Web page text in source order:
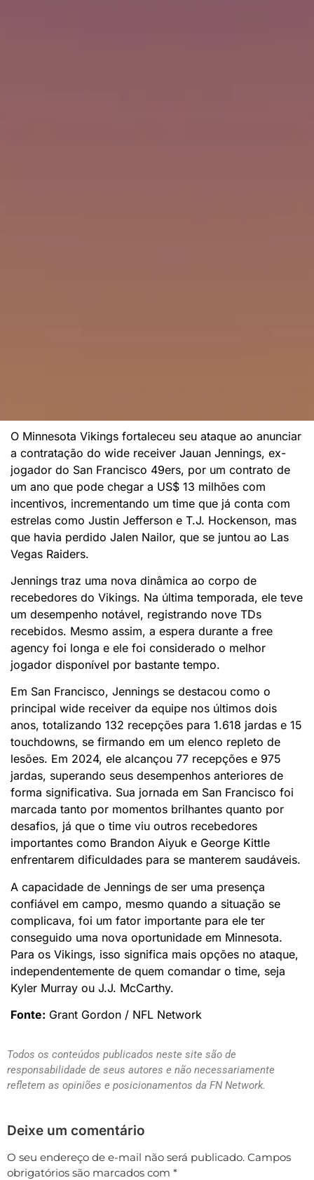
O Minnesota Vikings fortaleceu seu ataque ao anunciar
a contratação do wide receiver Jauan Jennings, ex-
jogador do San Francisco 49ers, por um contrato de
um ano que pode chegar a US$ 13 milhões com
incentivos, incrementando um time que já conta com
estrelas como Justin Jefferson e T.J. Hockenson, mas
que havia perdido Jalen Nailor, que se juntou ao Las
Vegas Raiders.
Jennings traz uma nova dinâmica ao corpo de
recebedores do Vikings. Na última temporada, ele teve
um desempenho notável, registrando nove TDs
recebidos. Mesmo assim, a espera durante a free
agency foi longa e ele foi considerado o melhor
jogador disponível por bastante tempo.
Em San Francisco, Jennings se destacou como o
principal wide receiver da equipe nos últimos dois
anos, totalizando 132 recepções para 1.618 jardas e 15
touchdowns, se firmando em um elenco repleto de
lesões. Em 2024, ele alcançou 77 recepções e 975
jardas, superando seus desempenhos anteriores de
forma significativa. Sua jornada em San Francisco foi
marcada tanto por momentos brilhantes quanto por
desafios, já que o time viu outros recebedores
importantes como Brandon Aiyuk e George Kittle
enfrentarem dificuldades para se manterem saudáveis.
A capacidade de Jennings de ser uma presença
confiável em campo, mesmo quando a situação se
complicava, foi um fator importante para ele ter
conseguido uma nova oportunidade em Minnesota.
Para os Vikings, isso significa mais opções no ataque,
independentemente de quem comandar o time, seja
Kyler Murray ou J.J. McCarthy.
Fonte: Grant Gordon / NFL Network
Todos os conteúdos publicados neste site são de
responsabilidade de seus autores e não necessariamente
refletem as opiniões e posicionamentos da FN Network.
Deixe um comentário
O seu endereço de e-mail não será publicado. Campos
obrigatórios são marcados com *